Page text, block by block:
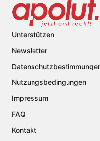
Unterstützen
Newsletter
Nutzungsbedingungen
Impressum
FAQ
Kontakt